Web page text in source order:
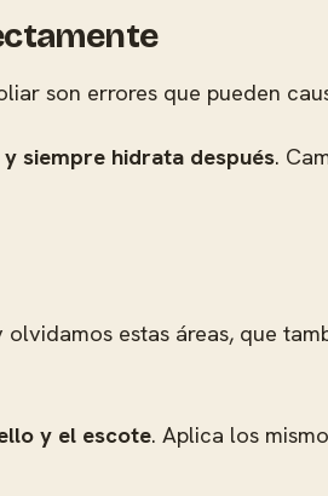
son errores que pueden
siempre hidrata después.
estas áreas, que
y el escote. Aplica los